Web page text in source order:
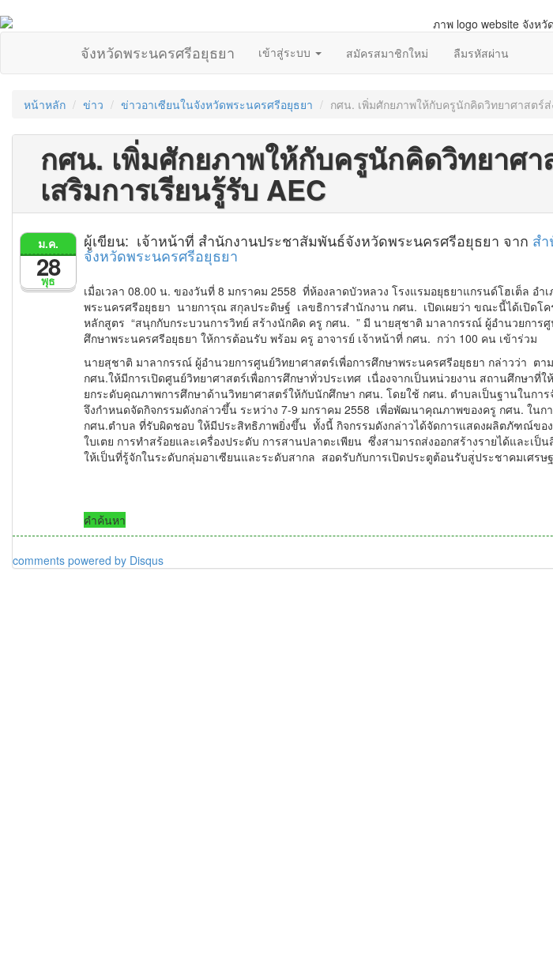
จังหวัดพระนครศรีอยุธยา เข้าสู่ระบบ สมัครสมาชิกใหม่ ลืมรหัสผ่าน
หน้าหลัก ข่าว ข่าวอาเซียนในจังหวัดพระนครศรีอยุธยา กศน. เพิ่มศักยภาพให้กับครูนักคิดวิทยาศาสตร์ส่
กศน. เพิ่มศักยภาพให้กับครูนักคิดวิทยาศา
เสริมการเรียนรู้รับ AEC
พุธ
ม.ค.
28
ผู้เขียน: เจ้าหน้าที่ สำนักงานประชาสัมพันธ์จังหวัดพระนครศรีอยุธยา จาก ส
จังหวัดพระนครศรีอยุธยา
เมื่อเวลา 08.00 น. ของวันที่ 8 มกราคม 2558 ที่ห้องลาดบัวหลวง โรงแรมอยุธยาแกรนด์โฮเต็ล อำ
พระนครศรีอยุธยา นายการุณ สกุลประดิษฐ์ เลขธิการสำนักงาน กศน. เปิดเผยว่า ขณะนี้ได้เปิดโค
หลักสูตร “สนุกกับกระบวนการวิทย์ สร้างนักคิด ครู กศน. ” มี นายสุชาติ มาลากรรณ์ ผู้อำนวยการศู
ศึกษาพระนครศรีอยุธยา ให้การต้อนรับ พร้อม ครู อาจารย์ เจ้าหน้าที่ กศน. กว่า 100 คน เข้าร่วม
นายสุชาติ มาลากรรณ์ ผู้อำนวยการศูนย์วิทยาศาสตร์เพือการศึกษาพระนครศรีอยุธยา กล่าวว่า ตา
กศน.ให้มีการเปิดศูนย์วิทยาศาสตร์เพื่อการศึกษาทั่วประเทศ เนื่องจากเป็นหน่วยงาน สถานศึกษาที่ใ
ยกระดับคุณภาพการศึกษาด้านวิทยาศาสตร์ให้กับนักศึกษา กศน. โดยใช้ กศน. ตำบลเป็นฐานในการ
จึงกำหนดจัดกิจกรรมดังกล่าวขึ้น ระหว่าง 7-9 มกราคม 2558 เพี่อพัฒนาคุณภาพของครู กศน. ในก
กศน.ตำบล ที่รับผิดชอบ ให้มีประสิทธิภาพยิ่งขึ้น ทั้งนี้ กิจกรรมดังกล่าวได้จัดการแสดงผลิตภัฑณ์ขอ
ใบเตย การทำสร้อยและเครื่องประดับ การสานปลาตะเพียน ซึ่งสามารถส่งออกสร้างรายได้และเป็
ให้เป็นที่รู้จักในระดับกลุ่มอาเซียนและระดับสากล สอดรับกับการเปิดประตูต้อนรับสูประชาคมเศรษ
คำค้นหา
comments powered by Disqus